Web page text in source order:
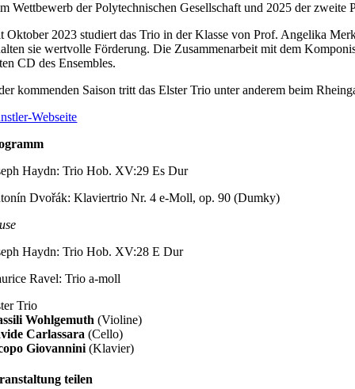
Wettbewerb der Polytechnischen Gesellschaft und 2025 der zweite
Oktober 2023 studiert das Trio in der Klasse von Prof. Angelika
sie wertvolle Förderung. Die Zusammenarbeit mit dem
CD des Ensembles.
kommenden Saison tritt das Elster Trio unter anderem beim
Webseite
Haydn: Trio Hob. XV:29 Es Dur
Dvořák: Klaviertrio Nr. 4 e-Moll, op. 90 (Dumky)
Haydn: Trio Hob. XV:28 E Dur
Ravel: Trio a-moll
Trio
Wohlgemuth (Violine)
Carlassara (Cello)
Giovannini (Klavier)
teilen